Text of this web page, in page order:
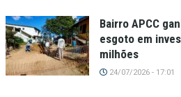
Bairro APCC
esgoto em
milhões
24/07/2026 - 17:01